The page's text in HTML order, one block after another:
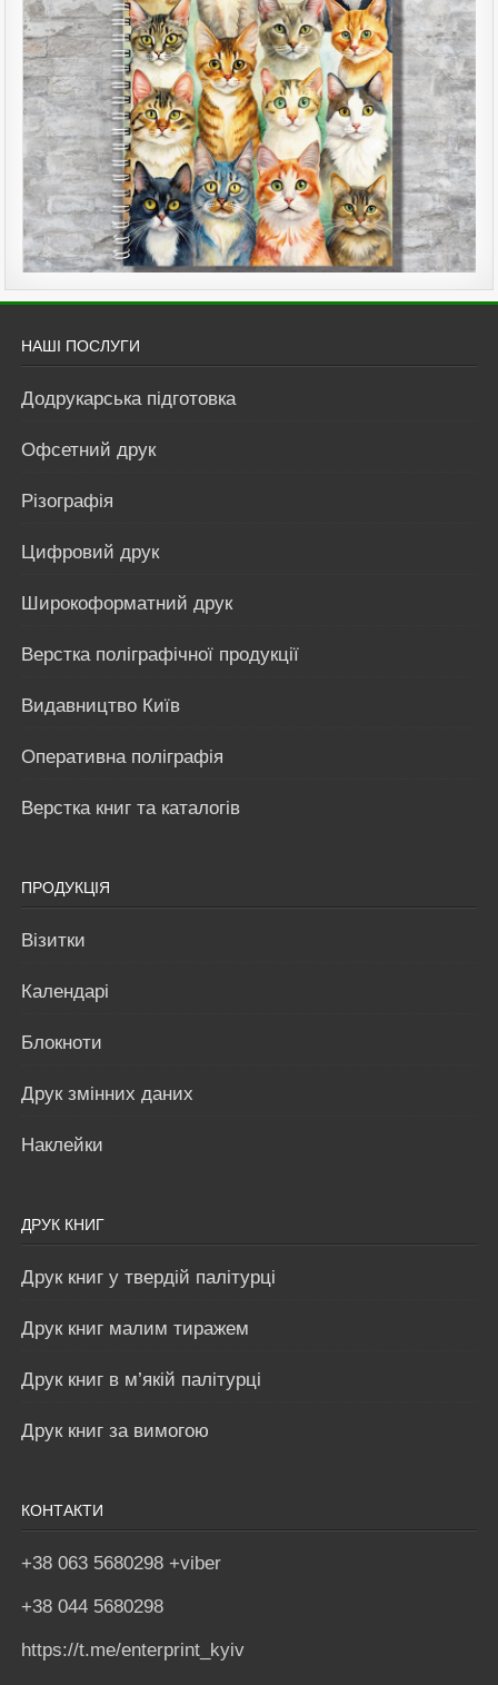
НАШІ ПОСЛУГИ
Додрукарська підготовка
Офсетний друк
Різографія
Цифровий друк
Широкоформатний друк
Верстка поліграфічної продукції
Видавництво Київ
Оперативна поліграфія
Верстка книг та каталогів
ПРОДУКЦІЯ
Візитки
Календарі
Блокноти
Друк змінних даних
Наклейки
ДРУК КНИГ
Друк книг у твердій палітурці
Друк книг малим тиражем
Друк книг в м’якій палітурці
Друк книг за вимогою
КОНТАКТИ
+38 063 5680298 +viber
+38 044 5680298
https://t.me/enterprint_kyiv